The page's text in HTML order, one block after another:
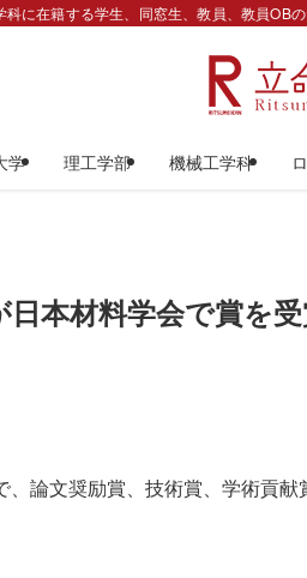
に在籍する学生、同窓生、教員、教員OBの
学 理工学部 機械工学科
本材料学会で賞を
論文奨励賞、技術賞、学術貢献